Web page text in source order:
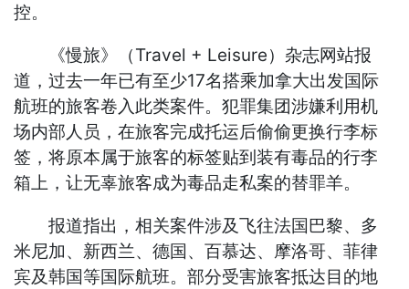
控。
《慢旅》（Travel + Leisure）杂志网站报
道，过去一年已有至少17名搭乘加拿大出发国际
航班的旅客卷入此类案件。犯罪集团涉嫌利用机
场内部人员，在旅客完成托运后偷偷更换行李标
签，将原本属于旅客的标签贴到装有毒品的行李
箱上，让无辜旅客成为毒品走私案的替罪羊。
报道指出，相关案件涉及飞往法国巴黎、多
米尼加、新西兰、德国、百慕达、摩洛哥、菲律
宾及韩国等国际航班。部分受害旅客抵达目的地